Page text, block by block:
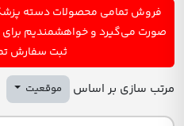
فروش تمامی محصولات دسته
صورت می‌گیرد و خواهشمندیم برای
ثبت سفارش
مرتب سازی بر اساس موقعیت